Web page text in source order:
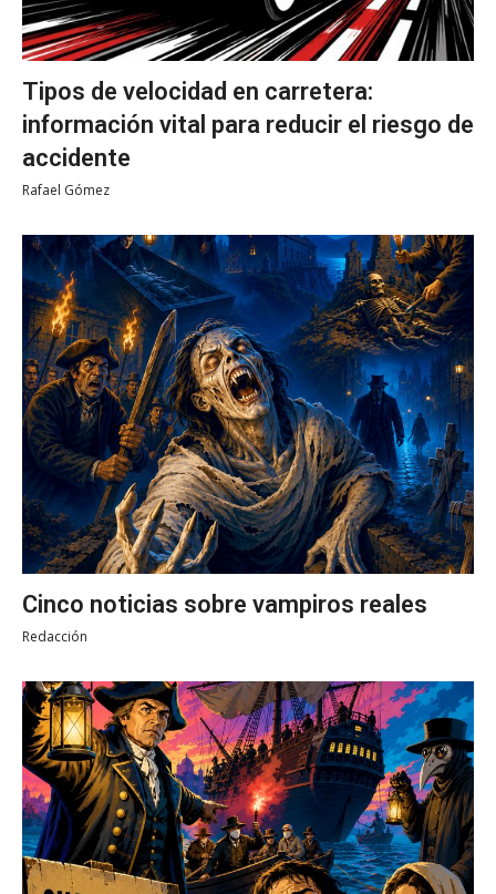
Tipos de velocidad en carretera:
información vital para reducir el riesgo de
accidente
Rafael Gómez
Cinco noticias sobre vampiros reales
Redacción